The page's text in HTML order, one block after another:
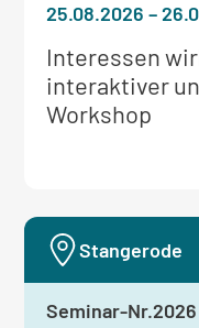
Weitere
Informationen
zum
Interessen
interaktiver
Workshop
25.08.2026–
Stangerode
Seminar-Nr.2026